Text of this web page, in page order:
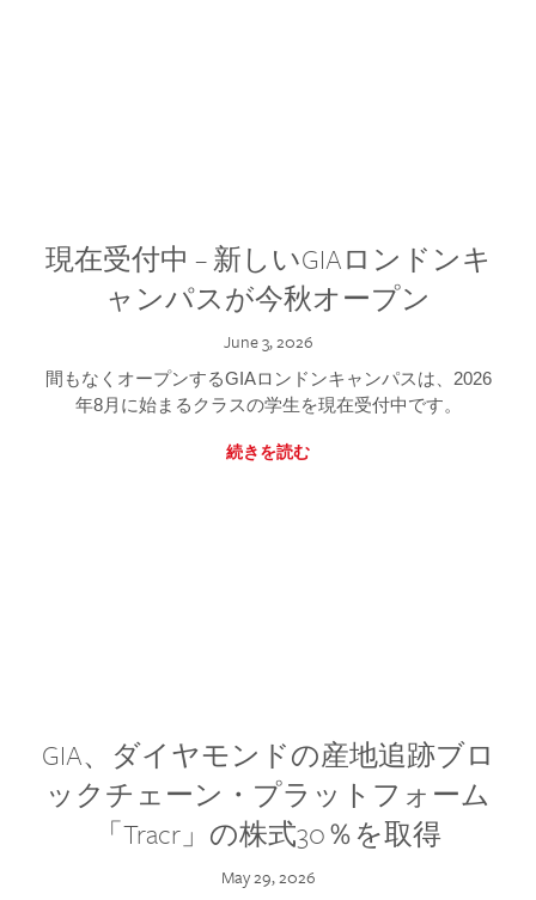
現在受付中 – 新しいGIAロンドンキ
ャンパスが今秋オープン
June 3, 2026
間もなくオープンするGIAロンドンキャンパスは、2026
年8月に始まるクラスの学生を現在受付中です。
続きを読む
GIA、ダイヤモンドの産地追跡ブロ
ックチェーン・プラットフォーム
「Tracr」の株式30％を取得
May 29, 2026